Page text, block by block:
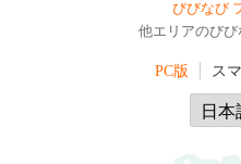
びびなび
他エリアのび
PC版 ス